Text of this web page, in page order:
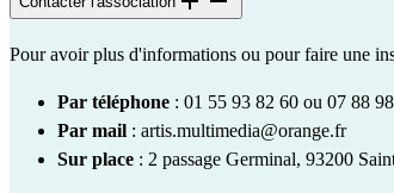
Pour avoir plus d'informations ou pour faire une
Par téléphone : 01 55 93 82 60 ou 07 88
Par mail : artis.multimedia@orange.fr
Sur place : 2 passage Germinal, 93200